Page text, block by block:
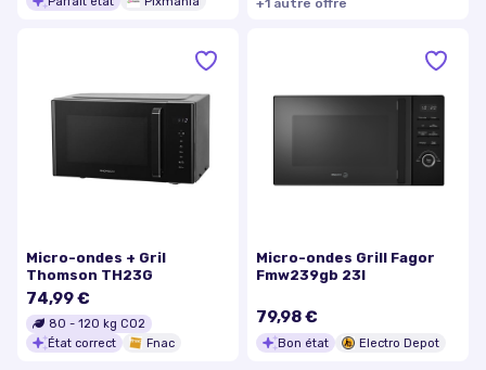
+1 autre offre
Micro-ondes + Gril
Thomson TH23G
74,99 €
80 - 120 kg CO2
État correct
Fnac
Micro-ondes Grill Fagor
Fmw239gb 23l
79,98 €
Bon état Electro Depot